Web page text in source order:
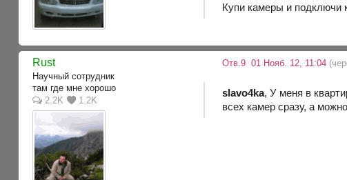
Купи камеры и подключи
Rust
Научный сотрудник
там где мне хорошо
2.2K
1.2K
Отв.9 01 Нояб. 12, 11:04
slavo4ka, У меня в
всех камер сразу, а